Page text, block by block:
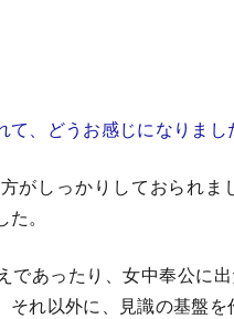
、どうお感じになりまし
がしっかりしておられま
。
あったり、女中奉公に
れ以外に、見識の基盤を